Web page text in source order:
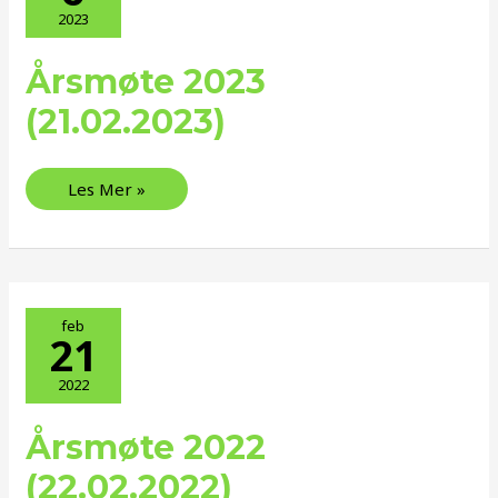
2023
Årsmøte 2023
(21.02.2023)
Årsmøte
2023
(21.02.2023)
Les Mer »
feb
21
2022
Årsmøte 2022
(22.02.2022)
Årsmøte
2022
(22.02.2022)